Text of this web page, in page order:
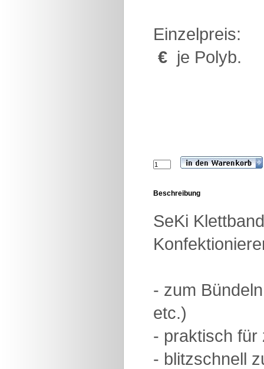
Einzelpreis:
€ je Polyb.
Beschreibung
SeKi
- zum
etc.)
- praktisch für
- blitzschnell